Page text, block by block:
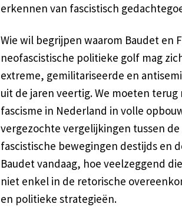
erkennen van fascistisch
Wie wil begrijpen waarom Baudet en
neofascistische politieke golf mag
extreme, gemilitariseerde en
uit de jaren veertig. We moeten
fascisme in Nederland in volle
vergezochte vergelijkingen tussen
fascistische bewegingen destijds en
Baudet vandaag, hoe veelzeggend
niet enkel in de retorische
en politieke strategieën.